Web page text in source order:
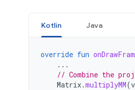
Kotlin Java
override fun
...
// Combine the
Matrix.multiplyMM(